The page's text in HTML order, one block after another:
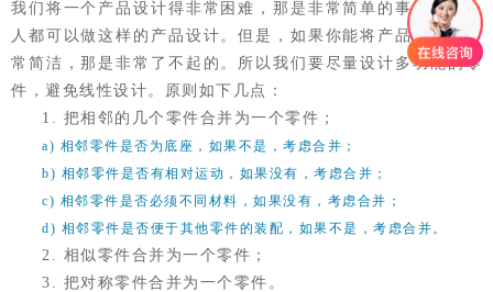
我们将一个产品设计得非常困难，那是非常简单的事，大部分
人都可以做这样的产品设计。但是，如果你能将产品设计得非
常简洁，那是非常了不起的。所以我们要尽量设计多功能的零
件，避免线性设计。原则如下几点：
1. 把相邻的几个零件合并为一个零件；
a) 相邻零件是否为底座，如果不是，考虑合并；
b) 相邻零件是否有相对运动，如果没有，考虑合并；
c) 相邻零件是否必须不同材料，如果没有，考虑合并；
d) 相邻零件是否便于其他零件的装配，如果不是，考虑合并。
2. 相似零件合并为一个零件；
3. 把对称零件合并为一个零件。